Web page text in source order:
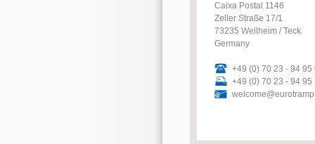
Caixa Postal 1146
Zeller Straße 17/1
73235 Weilheim / Teck
Germany
+49 (0) 70 23 - 94 95
+49 (0) 70 23 - 94 95